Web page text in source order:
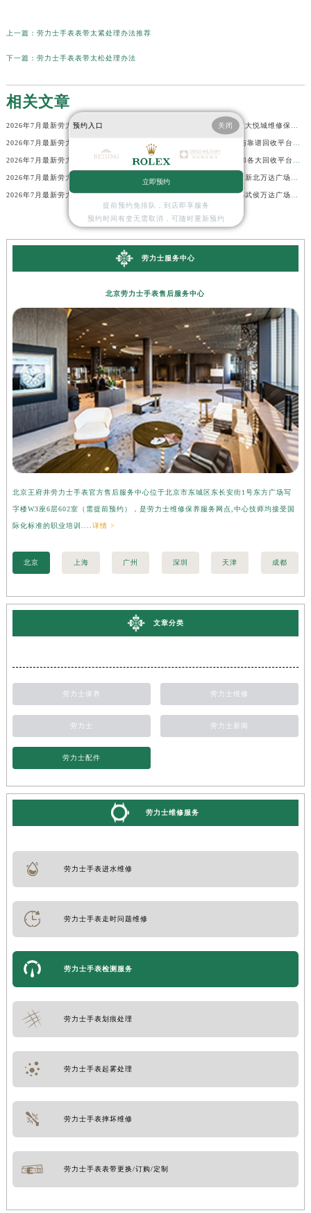
上一篇： 劳力士手表表带太紧处理办法推荐
下一篇： 劳力士手表表带太松处理办法
相关文章
2026年7月最新劳力士南通如皋吾悦广场维修保养服务电话
2026年7月最新劳力士北京银泰中心in01维修保养服务电话
2026年7月最新劳力士西安西咸吾悦广场维修保养服务电话
劳力士服务中心
北京劳力士手表售后服务中心
北京王府井劳力士手表官方售后服务中心位于北京市东城区东长安街1号东方广场写
字楼W3座6层602室（需提前预约），是劳力士维修保养服务网点,中心技师均接受国
际化标准的职业培训....详情 >
北京 上海 广州 深圳 天津 成都
文章分类
劳力士保养 劳力士维修
劳力士 劳力士新闻
劳力士配件
劳力士维修服务
劳力士手表进水维修
劳力士手表走时问题维修
劳力士手表检测服务
劳力士手表划痕处理
劳力士手表起雾处理
劳力士手表摔坏维修
劳力士手表表带更换/订购/定制
预约入口 关闭
立即预约
提前预约免排队，到店即享服务
预约时间有变无需取消，可随时重新预约